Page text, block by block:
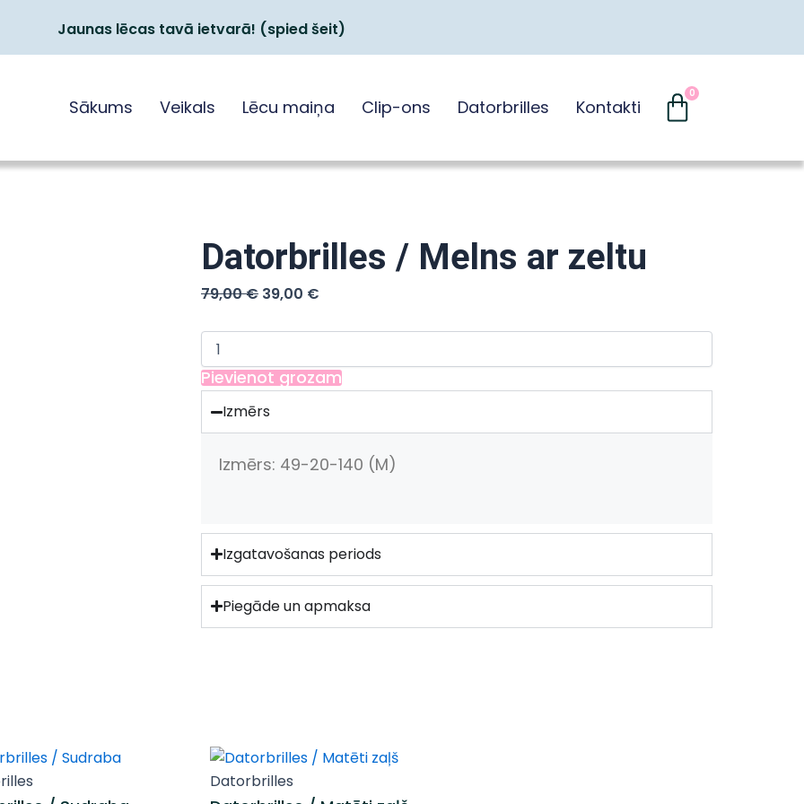
Jaunas lēcas tavā ietvarā! (spied šeit)
Sākums Veikals Lēcu maiņa Clip-ons Datorbrilles Kontakti
0
Cart
Datorbrilles / Melns ar zeltu
79,00€ Original
79,00 €.
39,00 €
39,00 €.
Datorbrilles
Melns
ar
zeltu
daudzums
Pievienot grozam
Izmērs
Izmērs: 49-20-140 (M)
Izgatavošanas periods
Piegāde un apmaksa
Original
price
Current
Datorbrilles
Original
price
Current